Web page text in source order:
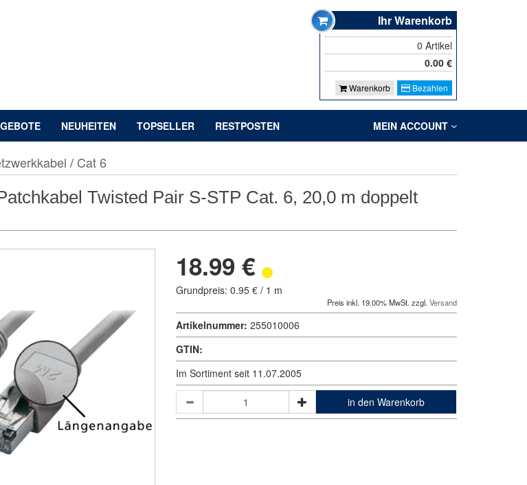
Ihr Warenkorb
0 Artikel
0.00 €
Warenkorb Bezahlen
NEUHEITEN TOPSELLER RESTPOSTEN MEIN ACCOUNT
/ Cat 6
Twisted Pair S-STP Cat. 6, 20,0 m doppelt
18.99 €
Grundpreis: 0.95 € / 1 m
Preis inkl. 19.00% MwSt. zzgl. Versand
Artikelnummer: 255010006
GTIN:
Im Sortiment seit 11.07.2005
in den Warenkorb